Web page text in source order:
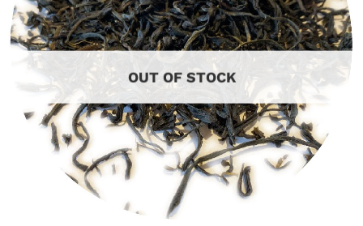
OUT OF STOCK